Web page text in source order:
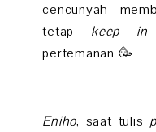
cencunyah
tetap keep in
pertemanan 🥳
Eniho, saat tulis